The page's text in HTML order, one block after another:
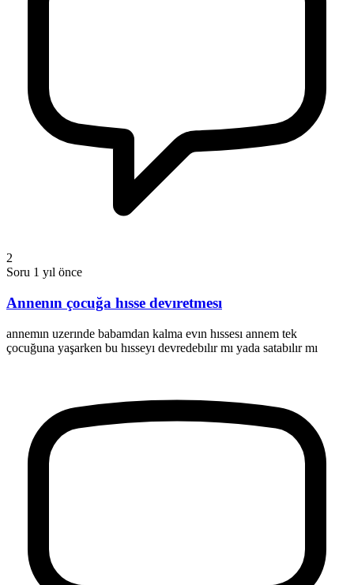
2
Soru 1 yıl önce
Annenın çocuğa hısse devıretmesı
annemın uzerınde babamdan kalma evın hıssesı annem tek
çocuğuna yaşarken bu hısseyı devredebılır mı yada satabılır mı